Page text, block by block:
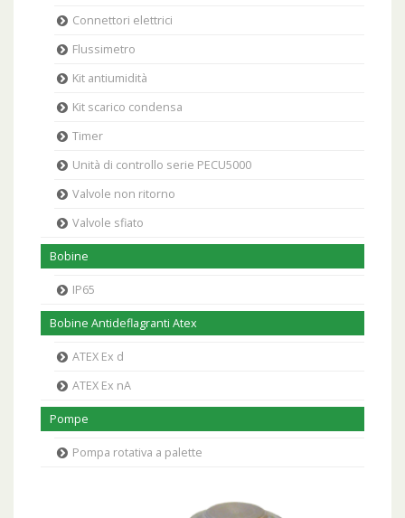
Connettori elettrici
Flussimetro
Kit antiumidità
Kit scarico condensa
Timer
Unità di controllo serie PECU5000
Valvole non ritorno
Valvole sfiato
Bobine
IP65
Bobine Antideflagranti Atex
ATEX Ex d
ATEX Ex nA
Pompe
Pompa rotativa a palette